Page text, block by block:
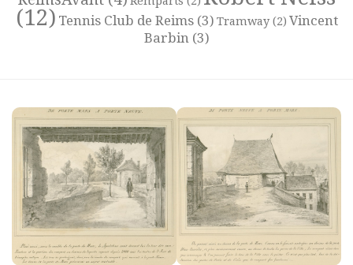
(12) Tennis Club de Reims(3) Tramway(2) Vincent
Barbin(3)